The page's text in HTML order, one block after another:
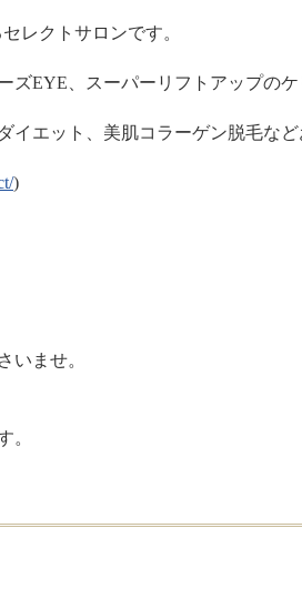
レクトサロンです。
EYE、スーパーリフトアップの
エット、美肌コラーゲン脱毛な
)
いませ。
。